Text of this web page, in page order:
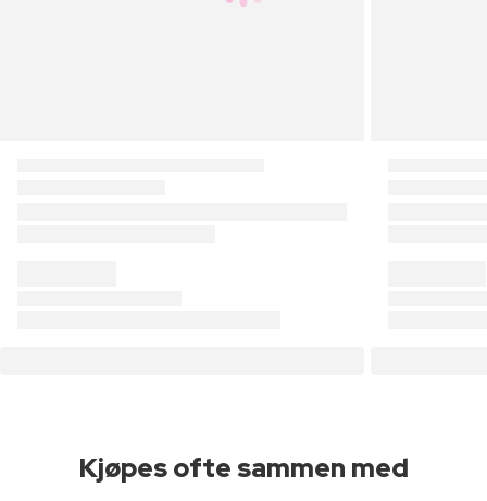
Kjøpes ofte sammen med